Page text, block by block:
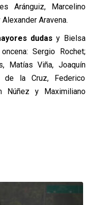
Aránguiz, Marcelino
Aravena.
dudas y Bielsa
Sergio Rochet;
Matías Viña, Joaquín
de la Cruz, Federico
Núñez y Maximiliano